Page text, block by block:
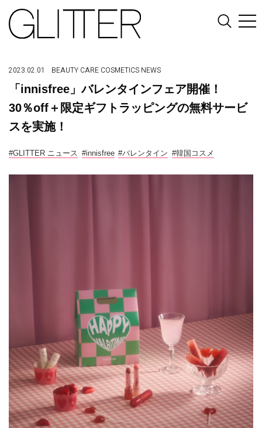
2023.02.01 BEAUTY CARE COSMETICS NEWS
「innisfree」バレンタインフェア開催！
30％off＋限定ギフトラッピングの無料サービ
スを実施！
#GLITTER ニュース #innisfree #バレンタイン #韓国コスメ